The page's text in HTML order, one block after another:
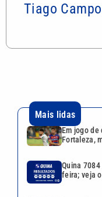
Tiago
Mais lidas
Em jogo
Fortaleza,
Quina
feira; veja